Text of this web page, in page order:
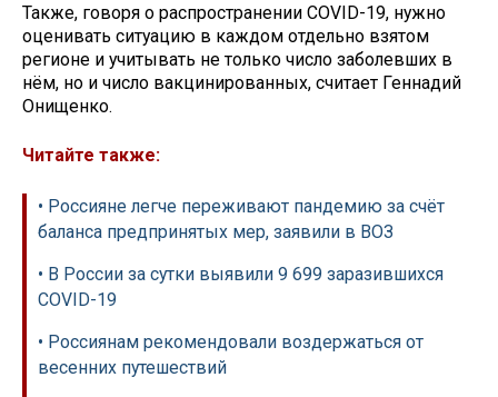
Также, говоря о распространении COVID-19, нужно
оценивать ситуацию в каждом отдельно взятом
регионе и учитывать не только число заболевших в
нём, но и число вакцинированных, считает Геннадий
Онищенко.
Читайте также:
• Россияне легче переживают пандемию за счёт
баланса предпринятых мер, заявили в ВОЗ
• В России за сутки выявили 9 699 заразившихся
COVID-19
• Россиянам рекомендовали воздержаться от
весенних путешествий